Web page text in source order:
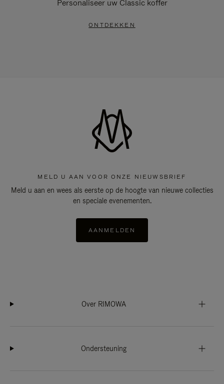
Personaliseer uw Classic koffer
ONTDEKKEN
MELD U AAN VOOR ONZE NIEUWSBRIEF
Meld u aan en wees als eerste op de hoogte van nieuwe collecties
en speciale evenementen.
AANMELDEN
Over RIMOWA
Ondersteuning